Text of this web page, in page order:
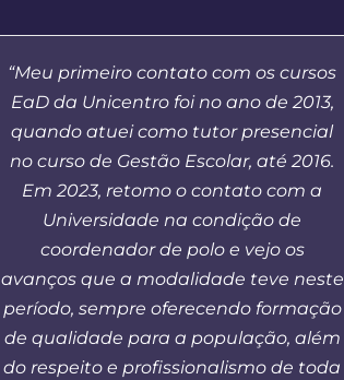
“Meu primeiro contato com os cursos
EaD da Unicentro foi no ano de 2013,
quando atuei como tutor presencial
no curso de Gestão Escolar, até 2016.
Em 2023, retomo o contato com a
Universidade na condição de
coordenador de polo e vejo os
avanços que a modalidade teve neste
período, sempre oferecendo formação
de qualidade para a população, além
do respeito e profissionalismo de toda